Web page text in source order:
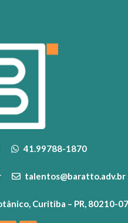
41.99788-1870
talentos@baratto.adv.br
Curitiba – PR, 80210-